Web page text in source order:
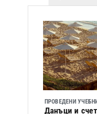
ПРОВЕДЕНИ
Данъци и